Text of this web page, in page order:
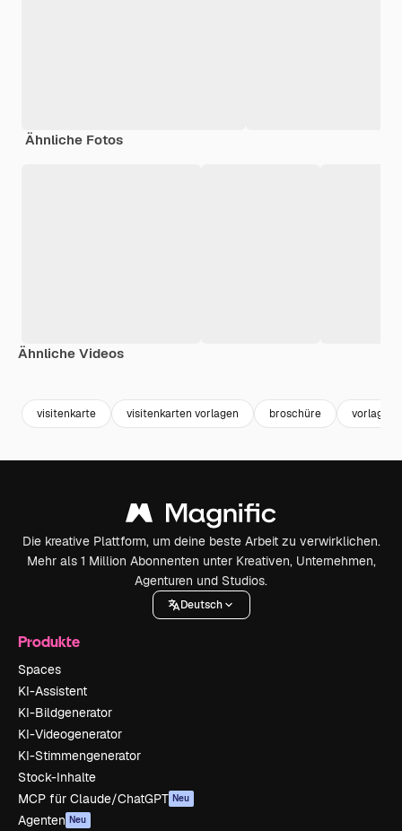
Ähnliche Fotos
Ähnliche Videos
visitenkarte visitenkarten vorlagen broschüre vorlagen
Die kreative Plattform, um deine beste Arbeit zu verwirklichen.
Mehr als 1 Million Abonnenten unter Kreativen, Unternehmen,
Agenturen und Studios.
Deutsch
Produkte
Spaces
KI-Assistent
KI-Bildgenerator
KI-Videogenerator
KI-Stimmengenerator
Stock-Inhalte
MCP für Claude/ChatGPT Neu
Agenten Neu